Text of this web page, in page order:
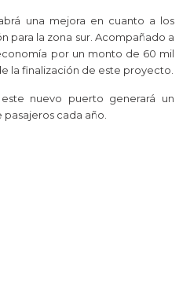
una mejora en cuanto a los
para la zona sur. Acompañado a
por un monto de 60 mil
la finalización de este proyecto.
nuevo puerto generará un
cada año.